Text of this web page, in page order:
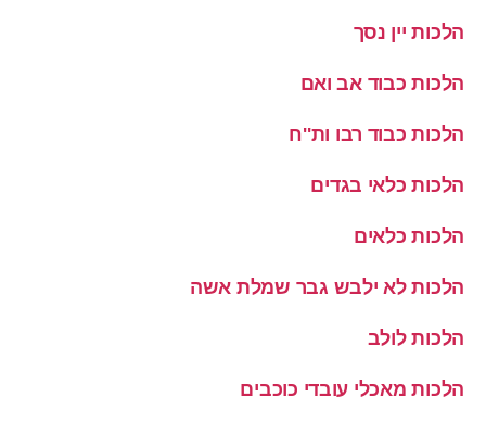
הלכות יין נסך
הלכות כבוד אב ואם
הלכות כבוד רבו ות''ח
הלכות כלאי בגדים
הלכות כלאים
הלכות לא ילבש גבר שמלת אשה
הלכות לולב
הלכות מאכלי עובדי כוכבים